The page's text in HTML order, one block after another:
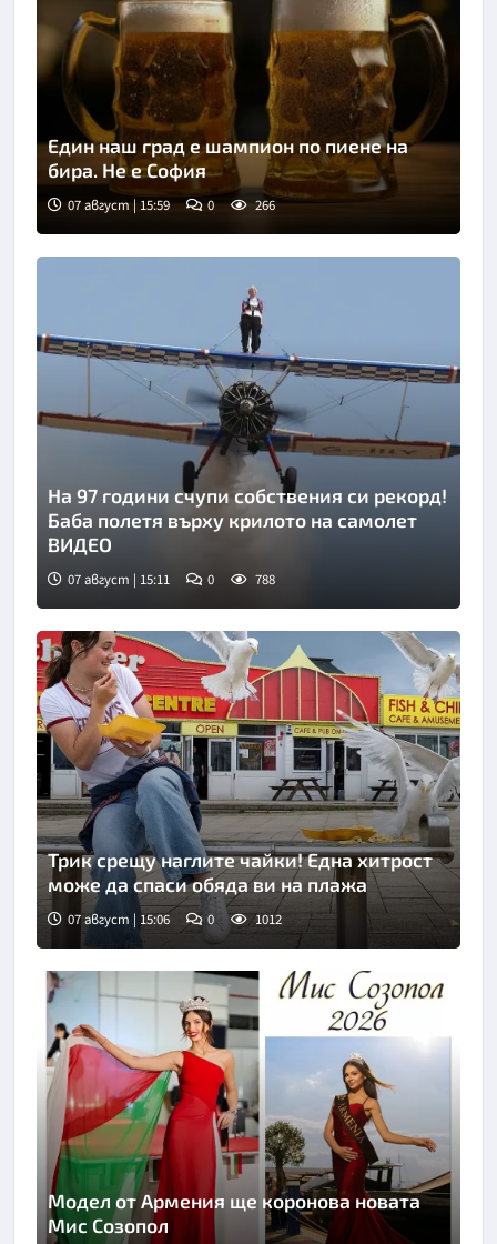
Снимка: goggle
Един наш град е шампион по пиене на
бира. Не е София
07 август | 15:59 0 266
Снимка: инстаграм
На 97 години счупи собствения си рекорд!
Баба полетя върху крилото на самолет
ВИДЕО
07 август | 15:11 0 788
Трик срещу наглите чайки! Една хитрост
може да спаси обяда ви на плажа
07 август | 15:06 0 1012
Модел от Армения ще коронова новата
Мис Созопол